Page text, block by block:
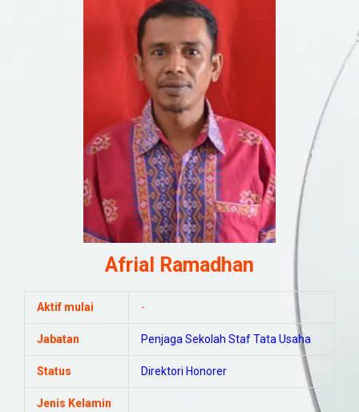
Afrial Ramadhan
Aktif mulai -
Jabatan Penjaga Sekolah Staf Tata Usaha
Status Direktori Honorer
Jenis Kelamin